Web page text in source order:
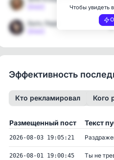
Быть Леди
2
Чтобы увидеть
Эффективность
Кто рекламировал Кого
Размещенный пост Текст
2026-08-03 19:05:21
2026-08-01 19:00:45 Ты не